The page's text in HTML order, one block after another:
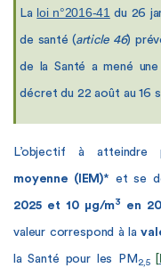
La loi n°2016-41 du 26
de santé (article 46)
de la Santé a mené une
décret du 22 août au 16
L’objectif à
moyenne (IEM)* et se
2025 et 10 µg/m3 en
valeur correspond à la
la Santé pour les PM 2,5